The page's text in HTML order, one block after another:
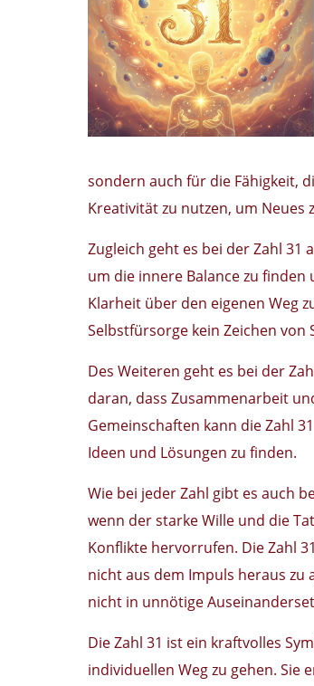
sondern auch für die Fähigkeit,
Kreativität zu nutzen, um Neues
Zugleich geht es bei der Zahl 31
um die innere Balance zu finden
Klarheit über den eigenen Weg
Selbstfürsorge kein Zeichen von
Des Weiteren geht es bei der
daran, dass Zusammenarbeit
Gemeinschaften kann die Zahl
Ideen und Lösungen zu finden.
Wie bei jeder Zahl gibt es auch
wenn der starke Wille und die
Konflikte hervorrufen. Die Zahl
nicht aus dem Impuls heraus zu
nicht in unnötige
Die Zahl 31 ist ein kraftvolles
individuellen Weg zu gehen. Sie